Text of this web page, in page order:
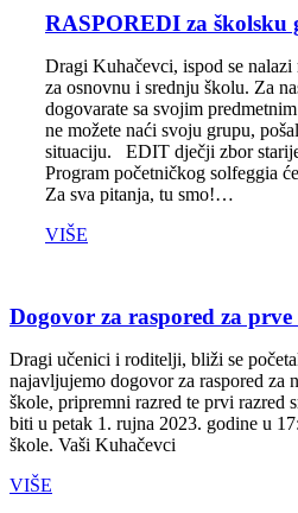
RASPOREDI za školsku
Dragi Kuhačevci, ispod se nalazi
za osnovnu i srednju školu. Za
dogovarate sa svojim
ne možete naći svoju grupu,
situaciju. EDIT dječji zbor
Program početničkog solfeggia
Za sva pitanja, tu smo!…
VIŠE
Dogovor za raspored za prve
Dragi učenici i roditelji, bliži se
najavljujemo dogovor za raspored za
škole, pripremni razred te prvi razred
biti u petak 1. rujna 2023. godine u
škole. Vaši Kuhačevci
VIŠE